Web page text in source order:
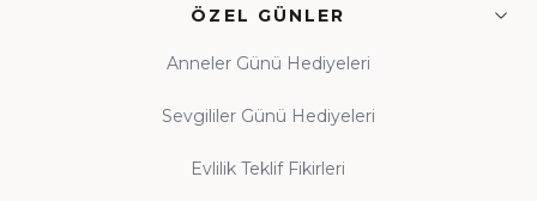
ÖZEL GÜNLER
Anneler Günü Hediyeleri
Sevgililer Günü Hediyeleri
Evlilik Teklif Fikirleri